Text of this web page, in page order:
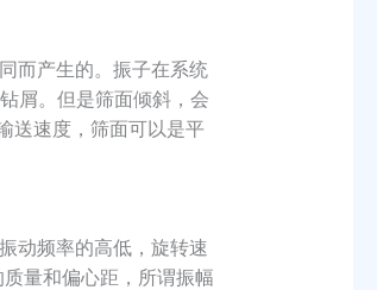
而产生的。振子在系统
屑。但是筛面倾斜，会
送速度，筛面可以是平
动频率的高低，旋转速
量和偏心距，所谓振幅